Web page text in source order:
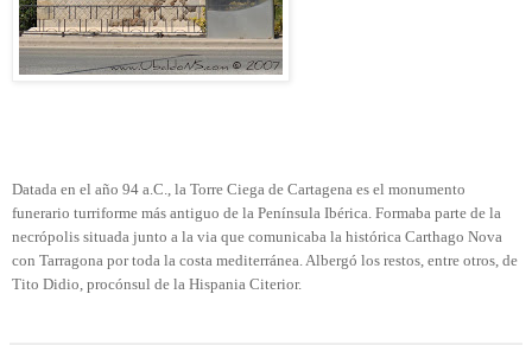
Datada en el año 94 a.C., la Torre Ciega de Cartagena es el monumento
funerario turriforme más antiguo de la Península Ibérica. Formaba parte de la
necrópolis situada junto a la via que comunicaba la histórica Carthago Nova
con Tarragona por toda la costa mediterránea. Albergó los restos, entre otros, de
Tito Didio, procónsul de la Hispania Citerior.